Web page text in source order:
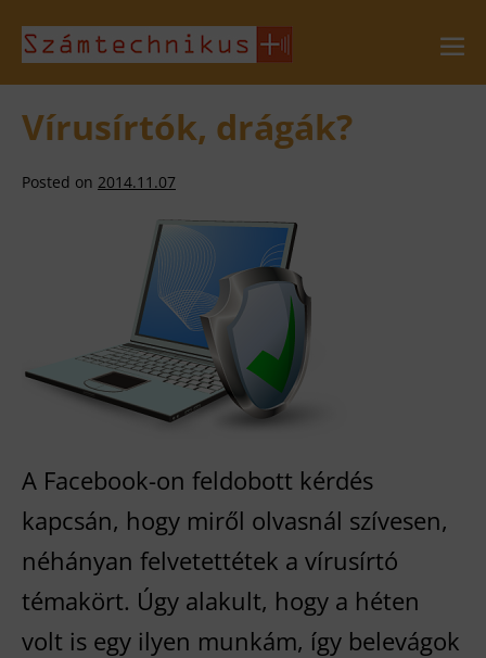
Skip
Vírusírtók, drágák?
Posted on 2014.11.07
A Facebook-on feldobott kérdés
kapcsán, hogy miről olvasnál szívesen,
néhányan felvetettétek a vírusírtó
témakört. Úgy alakult, hogy a héten
volt is egy ilyen munkám, így belevágok